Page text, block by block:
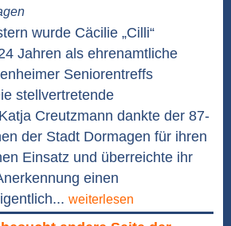
wurde Cäcilie „Cilli“
Jahren als ehrenamtliche
Seniorentreffs
stellvertretende
Creutzmann dankte der 87-
der Stadt Dormagen für ihren
Einsatz und überreichte ihr
einen
weiterlesen